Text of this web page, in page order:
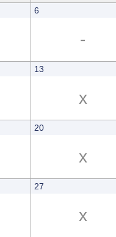
6
-
13
x
20
x
27
x